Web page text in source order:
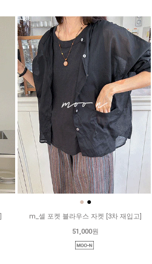
● ●
m_셀 포켓 블라우스 자켓 [3차 재입고]
51,000원